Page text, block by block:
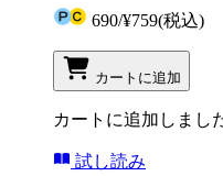
690/¥759(税込)
カートに追加
カートに追加しまし
試し読み